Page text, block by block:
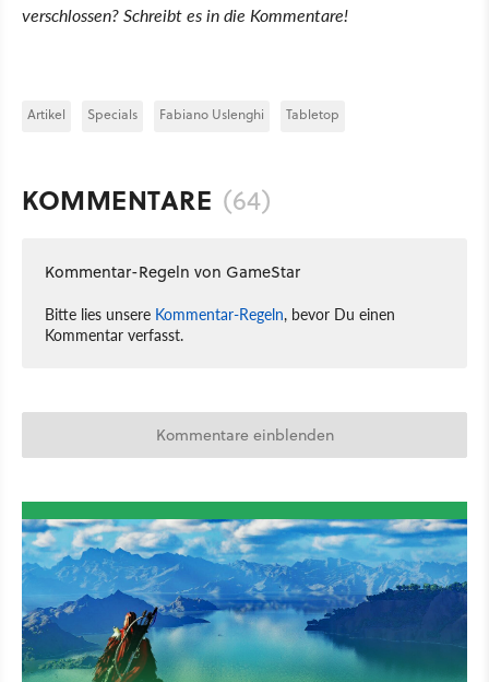
verschlossen? Schreibt es in die Kommentare!
Artikel Specials Fabiano Uslenghi Tabletop
KOMMENTARE (64)
Kommentar-Regeln von GameStar
Bitte lies unsere Kommentar-Regeln, bevor Du einen
Kommentar verfasst.
Kommentare einblenden